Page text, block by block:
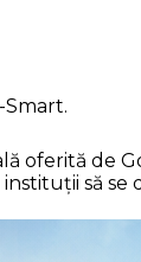
oferită de
să se